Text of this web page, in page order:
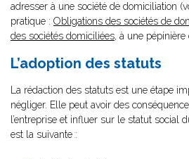
adresser à une société de domiciliation
pratique : Obligations des sociétés de
des sociétés domiciliées, à une pépinière
L’adoption des statuts
La rédaction des statuts est une étape
négliger. Elle peut avoir des
l’entreprise et influer sur le statut social
est la suivante :